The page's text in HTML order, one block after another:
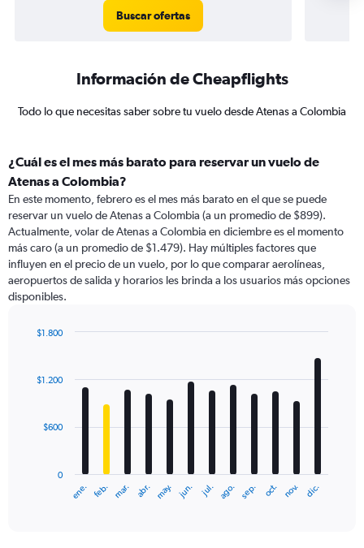
Buscar ofertas
Información de Cheapflights
Todo lo que necesitas saber sobre tu vuelo desde Atenas a Colombia
¿Cuál es el mes más barato para reservar un vuelo de
Atenas a Colombia?
En este momento, febrero es el mes más barato en el que se puede
reservar un vuelo de Atenas a Colombia (a un promedio de $899).
Actualmente, volar de Atenas a Colombia en diciembre es el momento
más caro (a un promedio de $1.479). Hay múltiples factores que
influyen en el precio de un vuelo, por lo que comparar aerolíneas,
aeropuertos de salida y horarios les brinda a los usuarios más opciones
disponibles.
with
12
The
ene. feb. mar. abr. may. jun. jul. ago. sep. oct. nov. dic.
0
$600
$1.200
$1.800